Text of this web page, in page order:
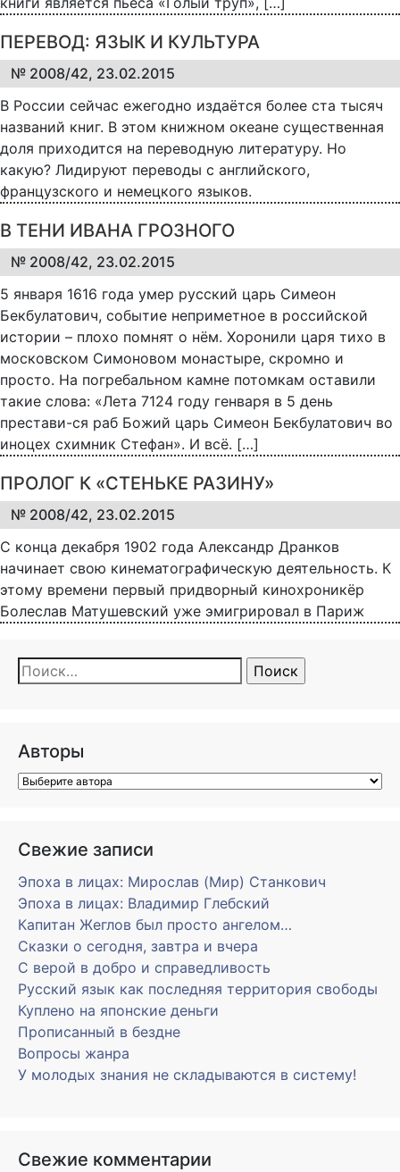
ПЕРЕВОД: ЯЗЫК И КУЛЬТУРА
№ 2008/42, 23.02.2015
В России сейчас ежегодно издаётся более ста тысяч
названий книг. В этом книжном океане существенная
доля приходится на переводную литературу. Но
какую? Лидируют переводы с английского,
французского и немецкого языков.
В ТЕНИ ИВАНА ГРОЗНОГО
№ 2008/42, 23.02.2015
5 января 1616 года умер русский царь Симеон
Бекбулатович, событие неприметное в российской
истории – плохо помнят о нём. Хоронили царя тихо в
московском Симоновом монастыре, скромно и
просто. На погребальном камне потомкам оставили
такие слова: «Лета 7124 году генваря в 5 день
престави-ся раб Божий царь Симеон Бекбулатович во
иноцех схимник Стефан». И всё. […]
ПРОЛОГ К «СТЕНЬКЕ РАЗИНУ»
№ 2008/42, 23.02.2015
С конца декабря 1902 года Александр Дранков
начинает свою кинематографическую деятельность. К
этому времени первый придворный кинохроникёр
Болеслав Матушевский уже эмигрировал в Париж
Найти:
Авторы
Свежие записи
Эпоха в лицах: Мирослав (Мир) Станкович
Эпоха в лицах: Владимир Глебский
Капитан Жеглов был просто ангелом…
Сказки о сегодня, завтра и вчера
С верой в добро и справедливость
Русский язык как последняя территория свободы
Куплено на японские деньги
Прописанный в бездне
Вопросы жанра
У молодых знания не складываются в систему!
Свежие комментарии